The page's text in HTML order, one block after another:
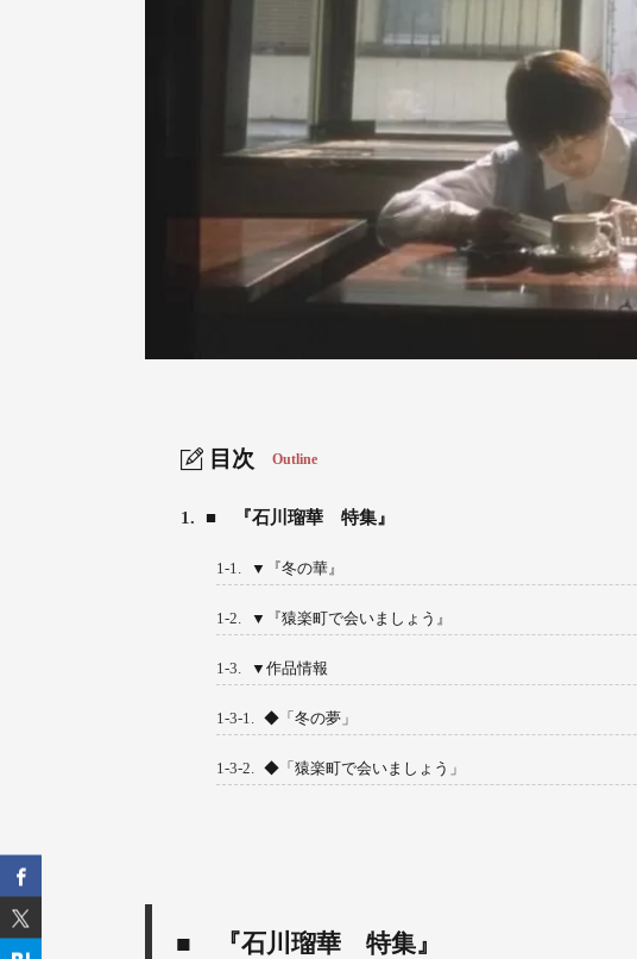
目次 Outline
1. ■ 『石川瑠華 特集』
1-1. ▼『冬の華』
1-2. ▼『猿楽町で会いましょう』
1-3. ▼作品情報
1-3-1. ◆「冬の夢」
1-3-2. ◆「猿楽町で会いましょう」
■ 『石川瑠華 特集』